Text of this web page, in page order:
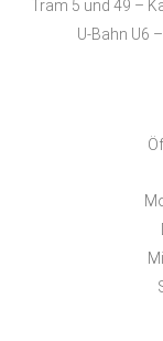
Tram 5 und 49 –
U-Bahn U6